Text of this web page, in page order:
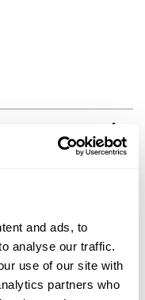
and ads, to
analyse our traffic.
use of our site with
partners who